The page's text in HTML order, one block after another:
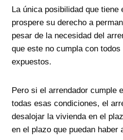
La única posibilidad que tiene
prospere su derecho a
pesar de la necesidad del
que este no cumpla con
expuestos.
Pero si el arrendador cumple
todas esas condiciones, el
desalojar la vivienda en el
en el plazo que puedan haber